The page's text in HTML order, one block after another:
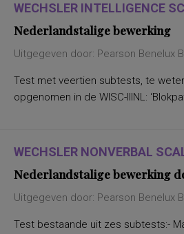
WECHSLER INTELLIGENCE
Nederlandstalige bewerking
Uitgegeven door: Pearson Benelux
Test met veertien subtests, te
opgenomen in de WISC-IIINL:
WECHSLER NONVERBAL
Nederlandstalige bewerking
Uitgegeven door: Pearson Benelux
Test bestaande uit zes subtests:-